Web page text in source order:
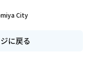
City
に戻る